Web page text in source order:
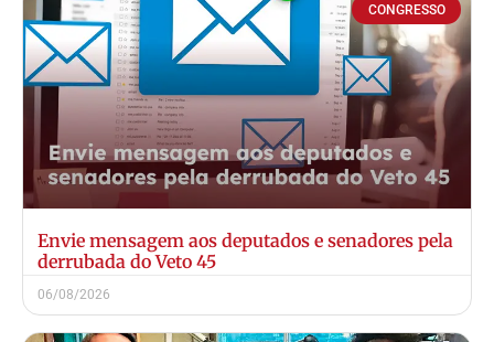
CONGRESSO
Envie mensagem aos deputados e senadores pela
derrubada do Veto 45
06/08/2026